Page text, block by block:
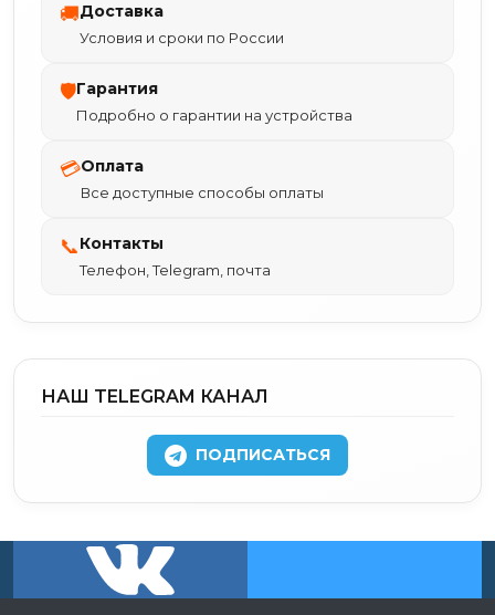
🚚Доставка
Условия и сроки по России
🛡Гарантия
Подробно о гарантии на устройства
💳Оплата
Все доступные способы оплаты
📞Контакты
Телефон, Telegram, почта
НАШ TELEGRAM КАНАЛ
ПОДПИСАТЬСЯ